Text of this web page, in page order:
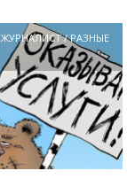
ЖУРНАЛИСТ/РАЗНЫЕ